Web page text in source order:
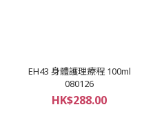
EH43 身體護理療程 100ml
080126
HK$288.00